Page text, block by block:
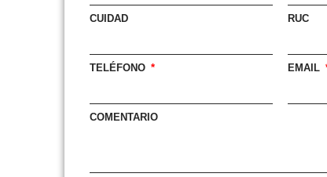
CUIDAD RUC
TELÉFONO EMAIL
COMENTARIO